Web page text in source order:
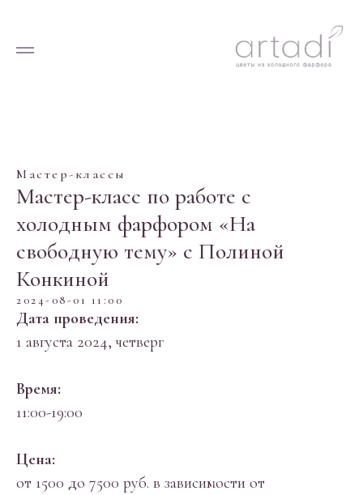
Мастер-классы
Мастер-класс по работе с
холодным фарфором «На
свободную тему» с Полиной
Конкиной
2024-08-01 11:00
Дата проведения:
1 августа 2024, четверг
Время:
11:00-19:00
Цена:
от 1500 до 7500 руб. в зависимости от